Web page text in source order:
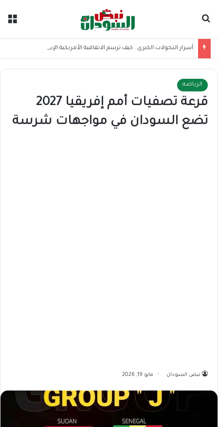
الرياضه
قرعة تصفيات أمم إفريقيا 2027
تضع السودان في مواجهات شرسة
نبض السودان مايو 19, 2026